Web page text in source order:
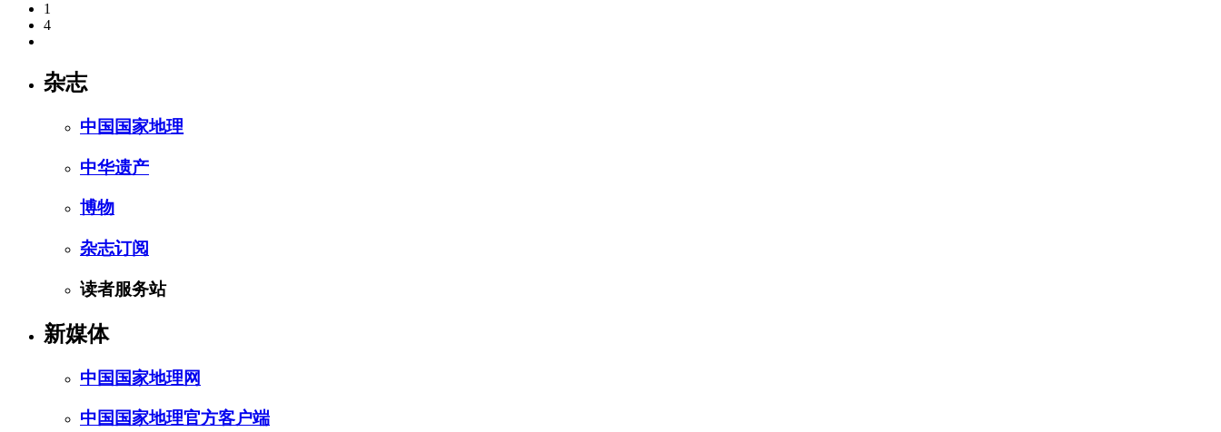
1
4
杂志
中国国家地理
中华遗产
博物
杂志订阅
读者服务站
新媒体
中国国家地理网
中国国家地理官方客户端